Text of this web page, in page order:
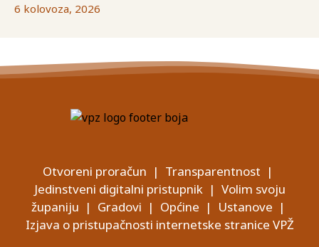
6 kolovoza, 2026
Otvoreni proračun | Transparentnost |
Jedinstveni digitalni pristupnik| Volim svoju
županiju | Gradovi | Općine | Ustanove |
Izjava o pristupačnosti internetske stranice VPŽ